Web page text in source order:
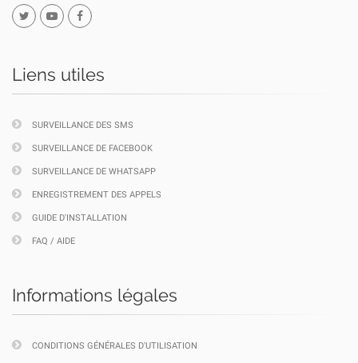
Liens utiles
SURVEILLANCE DES SMS
SURVEILLANCE DE FACEBOOK
SURVEILLANCE DE WHATSAPP
ENREGISTREMENT DES APPELS
GUIDE D'INSTALLATION
FAQ / AIDE
Informations légales
CONDITIONS GÉNÉRALES D'UTILISATION